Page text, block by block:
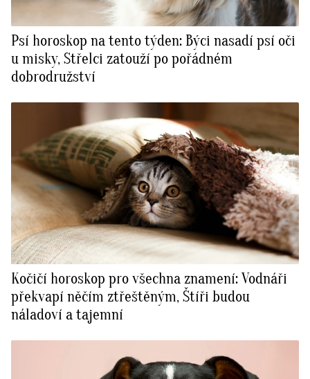
Psí horoskop na tento týden: Býci nasadí psí oči
u misky, Střelci zatouží po pořádném
dobrodružství
Kočičí horoskop pro všechna znamení: Vodnáři
překvapí něčím ztřeštěným, Štíři budou
náladoví a tajemní